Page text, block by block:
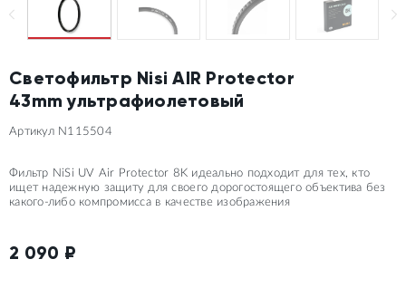
Светофильтр Nisi AIR Protector
43mm ультрафиолетовый
Артикул N115504
Фильтр NiSi UV Air Protector 8K идеально подходит для тех, кто
ищет надежную защиту для своего дорогостоящего объектива без
какого-либо компромисса в качестве изображения
2 090 ₽